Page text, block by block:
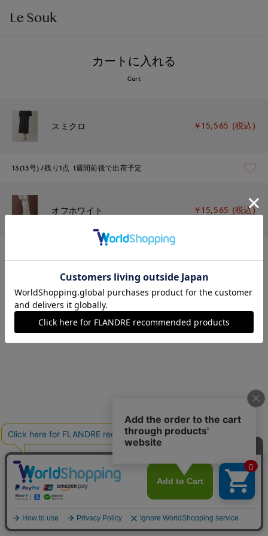
カートに入れる
Cart
スミクロ ￥15,565 (税込)
13(13号) 残り1点 1週間前後で出荷予定
オフホワイト ￥15,565 (税込)